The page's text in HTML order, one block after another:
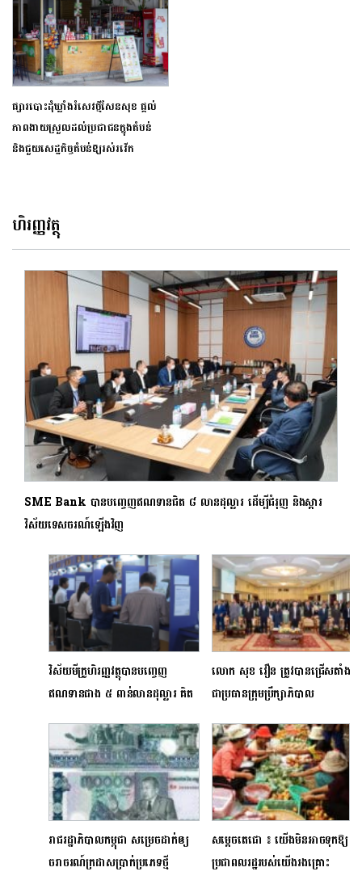
ផ្សារបោះដុំឃ្លាំងរំសេវថ្មីសែនសុខ ផ្តល់
ភាពងាយស្រួលដល់ប្រជាជនក្នុងតំបន់
និងជួយសេដ្ឋកិច្ចតំបន់ឱ្យរស់រវើក
ហិរញ្ញវត្ថុ
SME Bank បានបញ្ចេញឥណទានជិត ៨ លានដុល្លារ ដើម្បីជំរុញ និងស្តារ
វិស័យទេសចរណ៍ឡើងវិញ
វិស័យមីក្រូហិរញ្ញវត្ថុបានបញ្ចេញ
ឥណទានជាង ៥ ពាន់លានដុល្លារ គិត
លោក សុខ វឿន ត្រូវបានជ្រើសតាំង
ជាប្រធានក្រុមប្រឹក្សាភិបាល
អាណត្តិឆ្នាំ២០​២៦-២០២៧
រាជរដ្ឋាភិបាលកម្ពុជា សម្រេចដាក់ឲ្យ
ចរាចរណ៍ក្រដាសប្រាក់ប្រភេទថ្មី
សម្តេចតេជោ ៖ យើងមិនអាចទុកឱ្យ
ប្រជាពលរដ្ឋរបស់យើងរងគ្រោះ